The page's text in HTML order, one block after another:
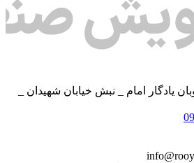
یادگار امام _ نبش خیابان شهیدان _